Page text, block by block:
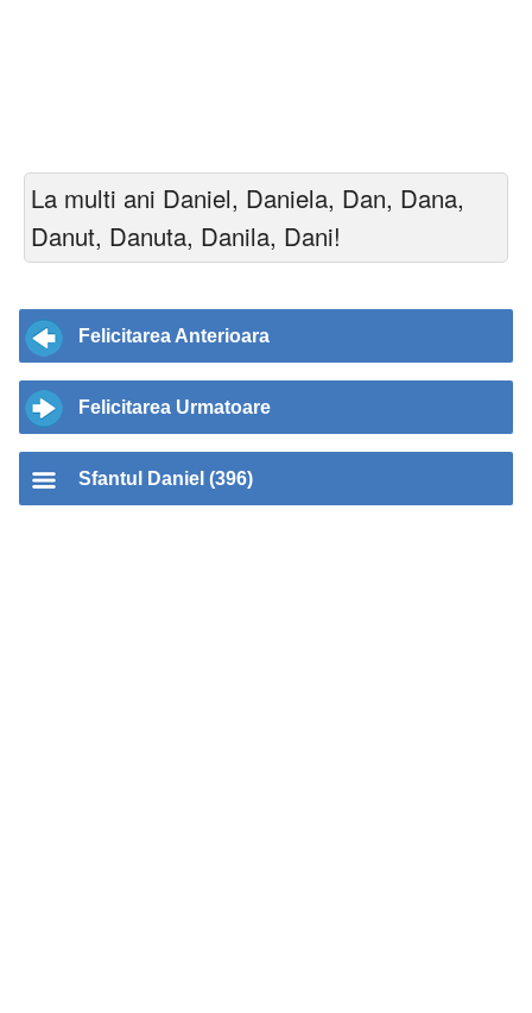
La multi ani Daniel, Daniela, Dan, Dana,
Danut, Danuta, Danila, Dani!
Felicitarea Anterioara
Felicitarea Urmatoare
Sfantul Daniel (396)